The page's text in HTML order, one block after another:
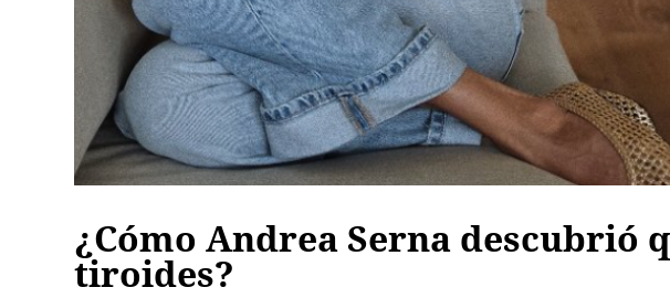
¿Cómo Andrea Serna descubrió
tiroides?